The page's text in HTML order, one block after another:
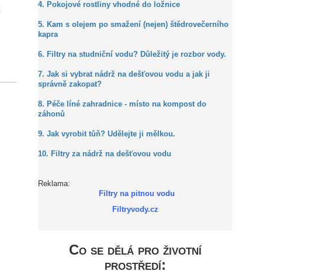
4. Pokojové rostliny vhodné do ložnice
5. Kam s olejem po smažení (nejen) štědrovečerního
kapra
6. Filtry na studniční vodu? Důležitý je rozbor vody.
7. Jak si vybrat nádrž na dešťovou vodu a jak ji
správně zakopat?
8. Péče líné zahradnice - místo na kompost do
záhonů
9. Jak vyrobit tůň? Udělejte ji mělkou.
10. Filtry za nádrž na dešťovou vodu
Reklama:
Filtry na pitnou vodu
Filtryvody.cz
Co se dělá pro životní
prostředí: